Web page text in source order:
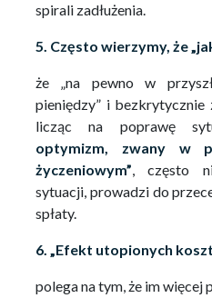
spirali zadłużenia.
5. Często wierzymy, że
że „na pewno w
pieniędzy” i bezkrytycznie
licząc na poprawę
optymizm,
zwany w
życzeniowym”, często
sytuacji, prowadzi do
spłaty.
6. „Efekt utopionych
polega na tym, że im więcej